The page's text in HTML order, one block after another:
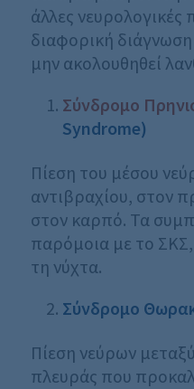
άλλες
διαφορική διάγνωση
μην ακολουθηθεί
Σύνδρομο
Syndrome)
Πίεση του μέσου
αντιβραχίου, στον
στον καρπό. Τα
παρόμοια με το ΣΚΣ,
τη νύχτα.
Σύνδρομο
Πίεση νεύρων
πλευράς που